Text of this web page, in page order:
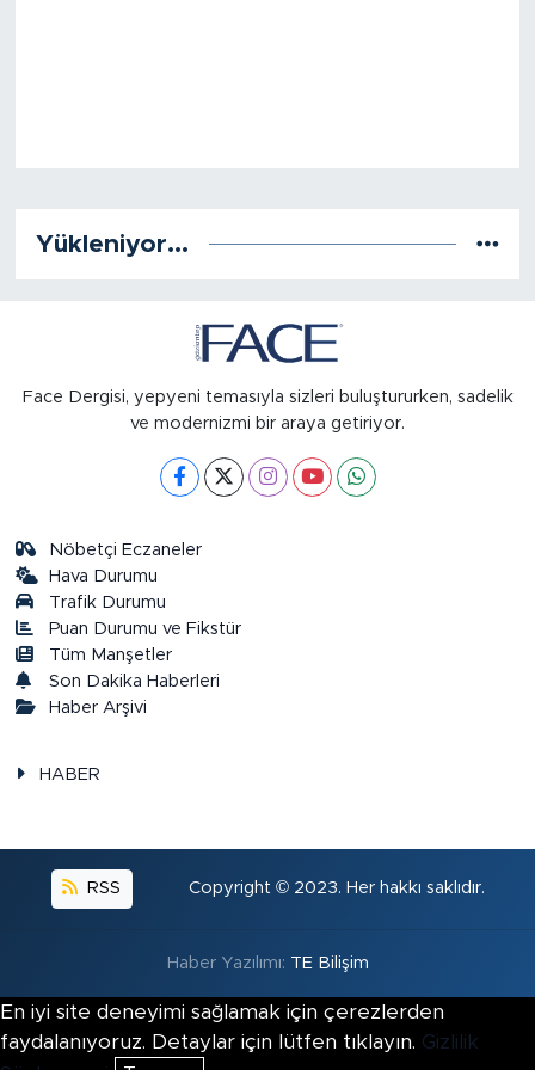
Yükleniyor...
Face Dergisi, yepyeni temasıyla sizleri buluştururken, sadelik
ve modernizmi bir araya getiriyor.
Nöbetçi Eczaneler
Hava Durumu
Trafik Durumu
Puan Durumu ve Fikstür
Tüm Manşetler
Son Dakika Haberleri
Haber Arşivi
HABER
RSS Copyright © 2023. Her hakkı saklıdır.
Haber Yazılımı: TE Bilişim
En iyi site deneyimi sağlamak için çerezlerden
faydalanıyoruz. Detaylar için lütfen tıklayın. Gizlilik